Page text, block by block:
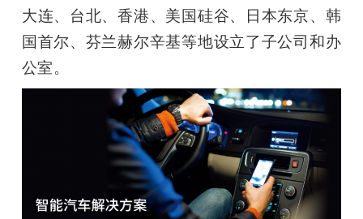
大连、台北、香港、美国硅谷、日本东京、韩
国首尔、芬兰赫尔辛基等地设立了子公司和办
公室。